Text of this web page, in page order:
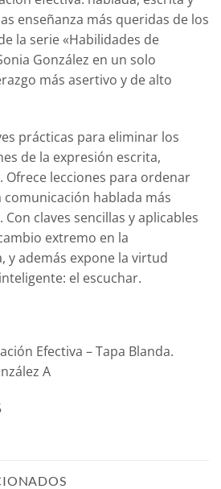
enseñanza más queridas de los
la serie «Habilidades de
González en un solo
más asertivo y de alto
prácticas para eliminar los
de la expresión escrita,
Ofrece lecciones para ordenar
comunicación hablada más
claves sencillas y aplicables
extremo en la
y además expone la virtud
el escuchar.
Efectiva – Tapa Blanda.
A